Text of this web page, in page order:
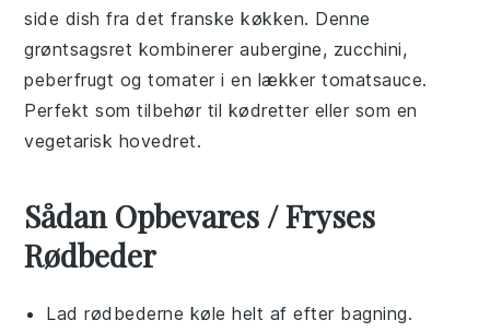
side dish fra det franske køkken. Denne
grøntsagsret kombinerer aubergine, zucchini,
peberfrugt og tomater i en lækker tomatsauce.
Perfekt som tilbehør til kødretter eller som en
vegetarisk hovedret.
Sådan Opbevares / Fryses
Rødbeder
Ladrødbederne køle helt af efter bagning.